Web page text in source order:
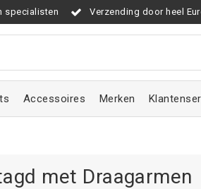
specialisten Verzending door heel
Accessoires Merken
met Draagarmen